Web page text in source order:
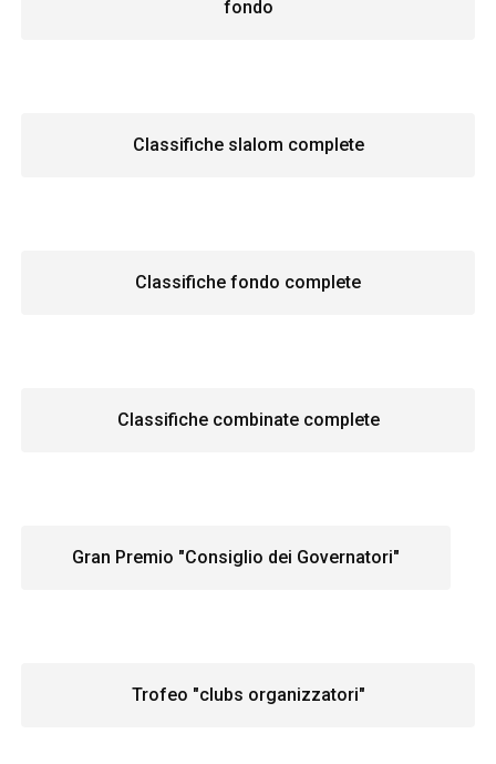
fondo
Classifiche slalom complete
Classifiche fondo complete
Classifiche combinate complete
Gran Premio "Consiglio dei Governatori"
Trofeo "clubs organizzatori"